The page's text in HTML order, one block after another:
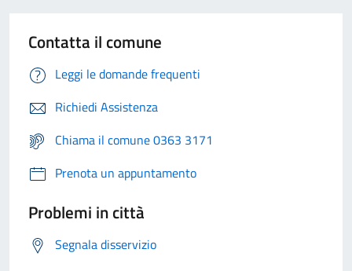
Contatta il comune
Leggi le domande frequenti
Richiedi Assistenza
Chiama il comune 0363 3171
Prenota un appuntamento
Problemi in città
Segnala disservizio